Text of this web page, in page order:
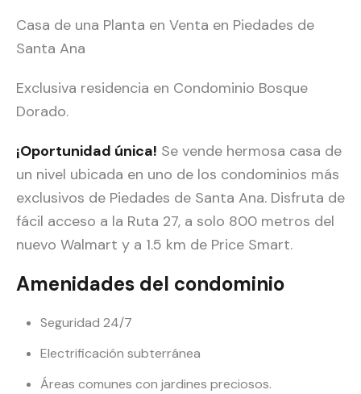
Casa de una Planta en Venta en Piedades de
Santa Ana
Exclusiva residencia en Condominio Bosque
Dorado.
¡Oportunidad única! Se vende hermosa casa de
un nivel ubicada en uno de los condominios más
exclusivos de Piedades de Santa Ana. Disfruta de
fácil acceso a la Ruta 27, a solo 800 metros del
nuevo Walmart y a 1.5 km de Price Smart.
Amenidades del condominio
Seguridad 24/7
Electrificación subterránea
Áreas comunes con jardines preciosos.